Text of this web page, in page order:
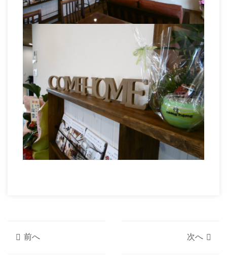
次へ
前へ